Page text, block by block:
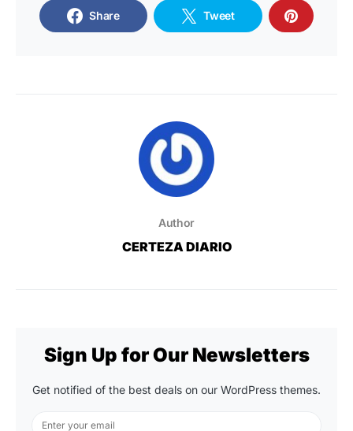
Share Tweet
Author
CERTEZA DIARIO
Sign Up for Our Newsletters
Get notified of the best deals on our WordPress themes.